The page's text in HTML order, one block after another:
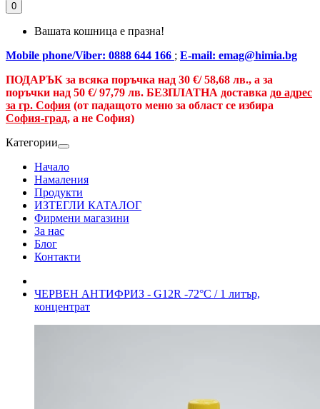
0
Вашата кошница е празна!
Mobile phone/Viber: 0888 644 166 ; E-mail: emag@himia.bg
ПОДАРЪК за всяка поръчка над 30 €/58,68 лв., а за
поръчки над 50 €/ 97,79 лв. БЕЗПЛАТНА доставка до адрес
за гр. София (от падащото меню за област се избира
София-град, а не София)
Категории
Начало
Намаления
Продукти
ИЗТЕГЛИ КАТАЛОГ
Фирмени магазини
За нас
Блог
Контакти
ЧЕРВЕН АНТИФРИЗ - G12R -72°C / 1 литър,
концентрат